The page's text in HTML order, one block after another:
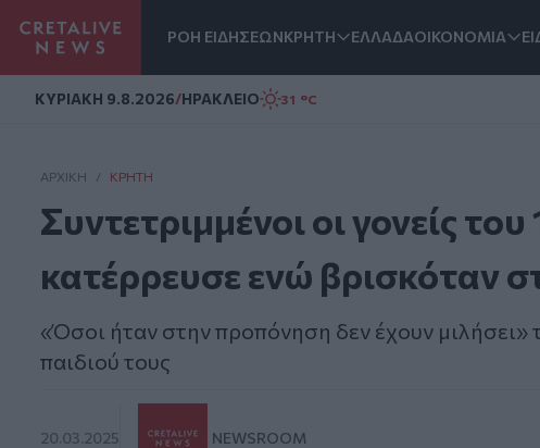
ΡΟΗ ΕΙΔΗΣΕΩΝΚΡΗΤΗ ΕΛΛΑΔΑΟΙΚΟΝΟΜΙΑ
ΚΥΡΙΑΚΗ 9.8.2026/ΗΡΑΚΛΕΙΟ 31 °C
ΑΡΧΙΚΗ / ΚΡΉΤΗ
Συντετριμμένοι οι γονείς
κατέρρευσε ενώ βρισκόταν
«Όσοι ήταν στην προπόνηση δεν έχουν μιλήσει»
παιδιού τους
20.03.2025 NEWSROOM